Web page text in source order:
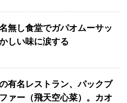
無し食堂でガパオムーサッ
しい味に涙する
有名レストラン、パックブ
ァー（飛天空心菜）。カオ